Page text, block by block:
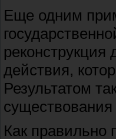
Еще одним
действия,
Результатом
Как правильно